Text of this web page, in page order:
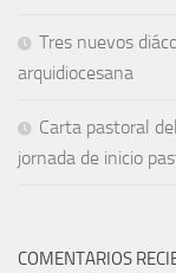
Tres nuevos
arquidiocesana
Carta pastoral
jornada de inicio
COMENTARIOS